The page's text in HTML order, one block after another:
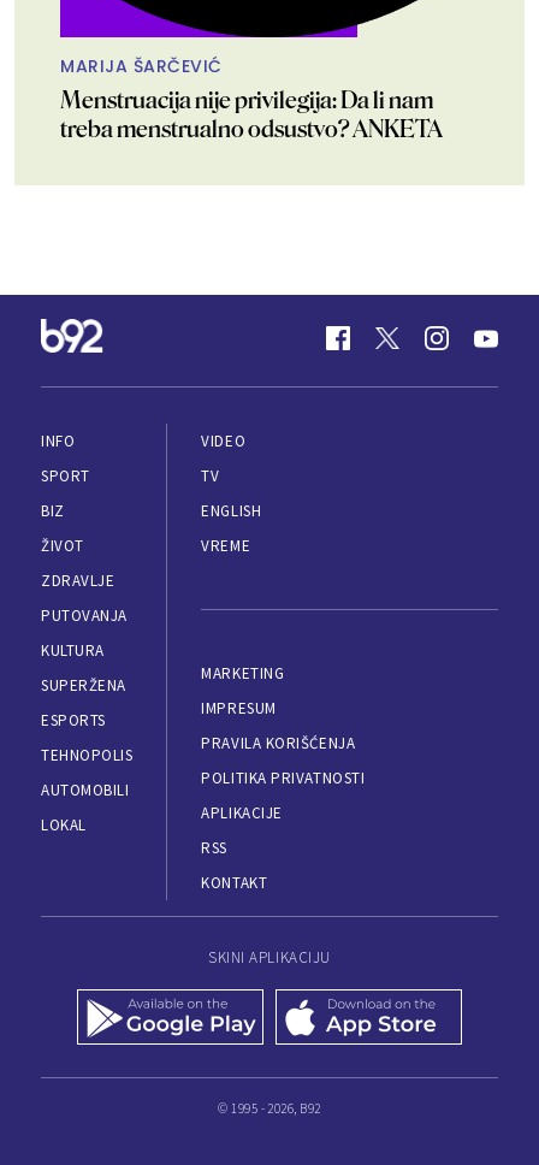
MARIJA ŠARČEVIĆ
Menstruacija nije privilegija: Da li nam
treba menstrualno odsustvo? ANKETA
INFO
SPORT
BIZ
ŽIVOT
ZDRAVLJE
PUTOVANJA
KULTURA
SUPERŽENA
ESPORTS
TEHNOPOLIS
AUTOMOBILI
LOKAL
VIDEO
TV
ENGLISH
VREME
MARKETING
IMPRESUM
PRAVILA KORIŠĆENJA
POLITIKA PRIVATNOSTI
APLIKACIJE
RSS
KONTAKT
SKINI APLIKACIJU
© 1995 - 2026, B92